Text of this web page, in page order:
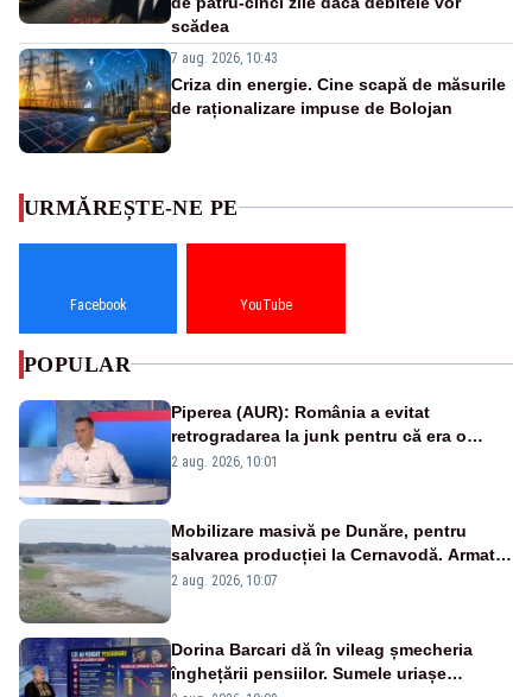
scădea
7 aug. 2026, 10:43
Criza din energie. Cine scapă de măsurile
de raționalizare impuse de Bolojan
URMĂREȘTE-NE PE
Facebook YouTube
POPULAR
Piperea (AUR): România a evitat
retrogradarea la junk pentru că era o
catastrofă pentru bănci și fondurile de
2 aug. 2026, 10:01
Mobilizare masivă pe Dunăre, pentru
salvarea producției la Cernavodă. Armata
va detona o stâncă și va devia apa
2 aug. 2026, 10:07
Dorina Barcari dă în vileag șmecheria
înghețării pensiilor. Sumele uriașe